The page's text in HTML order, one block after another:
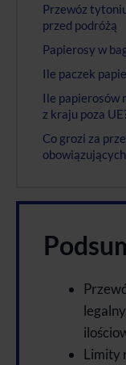
Limity
Przewóz
przed podróżą
Papierosy w
Ile paczek
Ile papierosów
z kraju poza
Co grozi za